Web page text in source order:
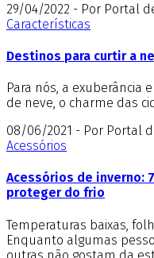
29/04/2022 - Por Portal
Características
Destinos para curtir a
Para nós, a exuberância
de neve, o charme das
08/06/2021 - Por Portal
Acessórios
Acessórios de inverno:
proteger do frio
Temperaturas baixas,
Enquanto algumas
outras não gostam da